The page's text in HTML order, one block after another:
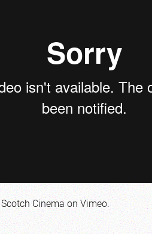
Scotch CinemaonVimeo.